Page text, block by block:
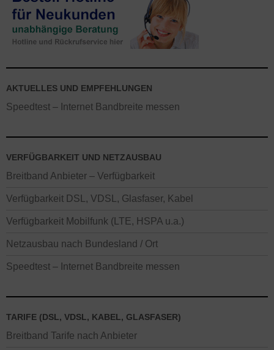
AKTUELLES UND EMPFEHLUNGEN
Speedtest – Internet Bandbreite messen
VERFÜGBARKEIT UND NETZAUSBAU
Breitband Anbieter – Verfügbarkeit
Verfügbarkeit DSL, VDSL, Glasfaser, Kabel
Verfügbarkeit Mobilfunk (LTE, HSPA u.a.)
Netzausbau nach Bundesland / Ort
Speedtest – Internet Bandbreite messen
TARIFE (DSL, VDSL, KABEL, GLASFASER)
Breitband Tarife nach Anbieter